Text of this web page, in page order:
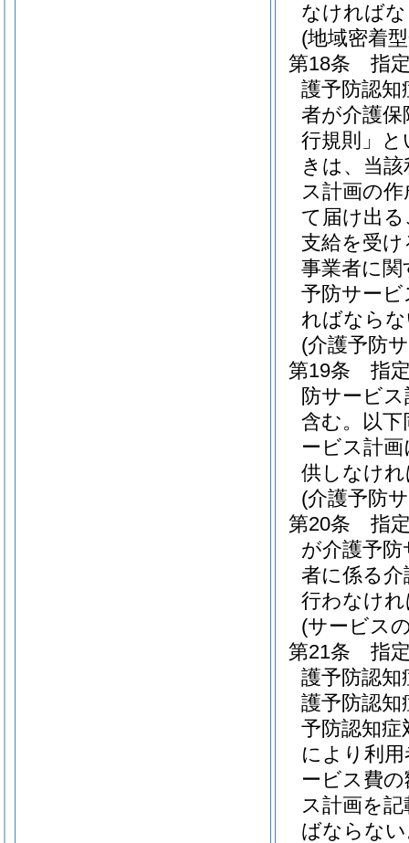
なければ
(地域密着
第18条
指
護予防認知
者が介護保
行規則」と
きは、当
ス計画の
て届け出
支給を受
事業者に
予防サー
ればなら
(介護予防
第19条
指
防サービ
含む。以下
ービス計
供しなけ
(介護予防
第20条
指
が介護予
者に係る
行わなけ
(サービス
第21条
指
護予防認知
護予防認知
予防認知症
により利
ービス費
ス計画を
ばならな